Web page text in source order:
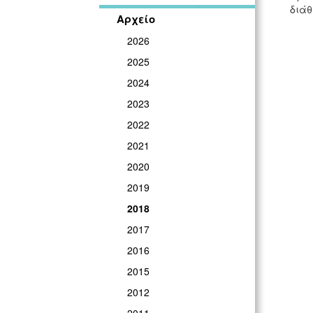
Αρχείο
2026
2025
2024
2023
2022
2021
2020
2019
2018
2017
2016
2015
2012